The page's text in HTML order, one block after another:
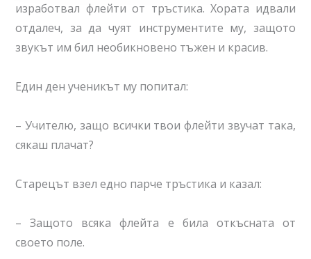
изработвал флейти от тръстика. Хората идвали
отдалеч, за да чуят инструментите му, защото
звукът им бил необикновено тъжен и красив.
Един ден ученикът му попитал:
– Учителю, защо всички твои флейти звучат така,
сякаш плачат?
Старецът взел едно парче тръстика и казал:
– Защото всяка флейта е била откъсната от
своето поле.